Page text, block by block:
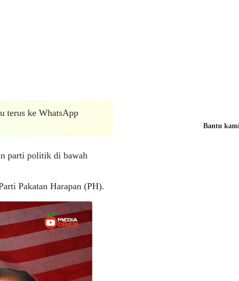
terus ke WhatsApp
parti politik di bawah
Pakatan Harapan (PH).
Bantu